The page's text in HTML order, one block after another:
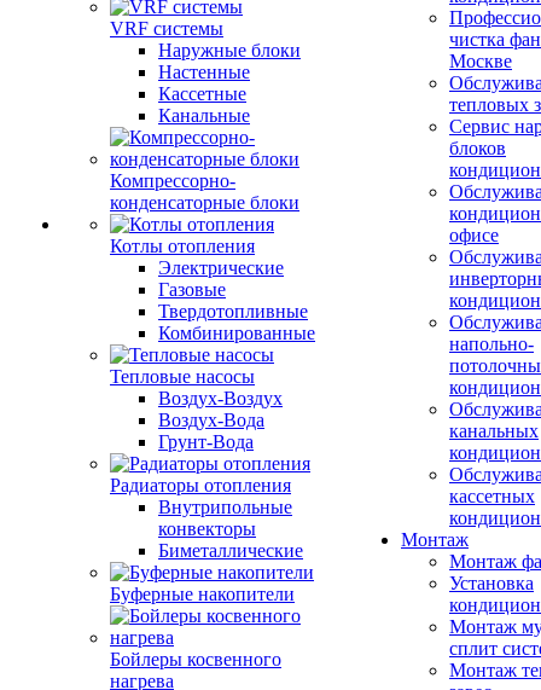
VRF системы
Наружные блоки
Настенные
Кассетные
Канальные
Компрессорно-
конденсаторные блоки
Котлы отопления
Электрические
Газовые
Твердотопливные
Комбинированные
Тепловые насосы
Воздух-Воздух
Воздух-Вода
Грунт-Вода
Радиаторы отопления
Внутрипольные
конвекторы
Биметаллические
Буферные накопители
Бойлеры косвенного
нагрева
чистка
Москве
тепловых
Сервис
блоков
офисе
напольно-
канальных
кассетных
Монтаж
Монтаж
Установка
Монтаж
сплит
Монтаж